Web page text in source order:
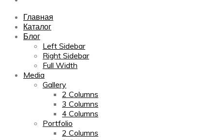
Главная
Каталог
Блог
Left Sidebar
Right Sidebar
Full Width
Media
Gallery
2 Columns
3 Columns
4 Columns
Portfolio
2 Columns